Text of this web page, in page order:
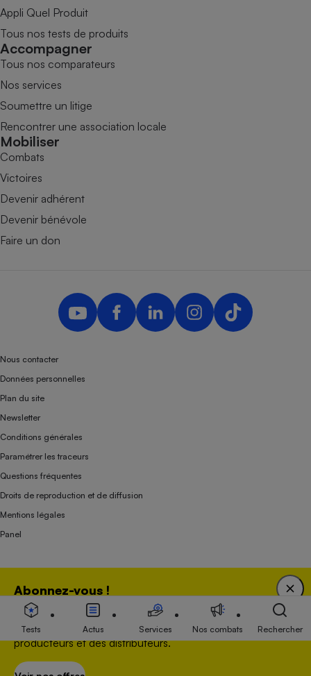
Abonnez-vous !
Bénéficiez d'une expertise unique tout en soutenant
une association 100 % indépendante de l'Etat, des
producteurs et des distributeurs.
Appli Quel Produit
Tous nos tests de produits
Accompagner
Tous nos comparateurs
Nos services
Soumettre un litige
Rencontrer une association locale
Mobiliser
Combats
Victoires
Devenir adhérent
Devenir bénévole
Faire un don
Nous contacter
Données personnelles
Plan du site
Newsletter
Conditions générales
Paramétrer les traceurs
Questions fréquentes
Droits de reproduction et de diffusion
Mentions légales
Panel
Association indépendante de l’État, des syndicats, des producteurs et des
distributeurs depuis 1951.
Tests Actus Services Nos combats Rechercher